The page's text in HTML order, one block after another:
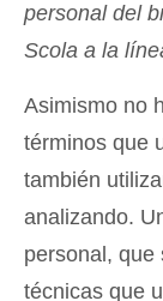
personal del
Scola a la
Asimismo no
términos que
también
analizando.
personal, que
técnicas que